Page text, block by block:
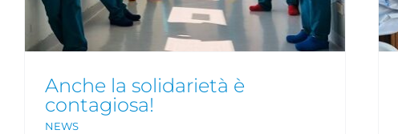
Anche la solidarietà è
contagiosa!
NEWS